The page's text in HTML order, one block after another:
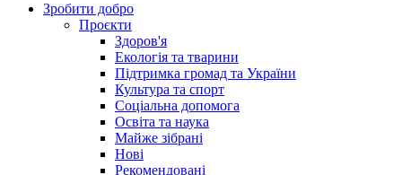
Зробити добро
Проєкти
Здоров'я
Екологія та тварини
Підтримка громад та України
Культура та спорт
Соціальна допомога
Освіта та наука
Майже зібрані
Нові
Рекомендовані